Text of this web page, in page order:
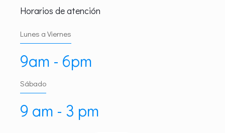
Horarios de atención
Lunes a Viernes
9am - 6pm
Sábado
9 am - 3 pm